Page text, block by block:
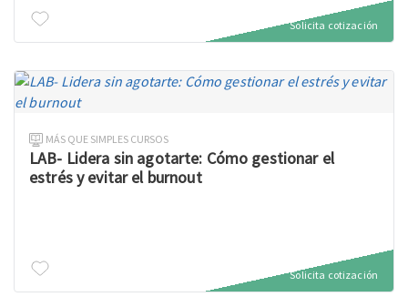
Solicita cotización
MÁS QUE SIMPLES CURSOS
LAB- Lidera sin agotarte: Cómo gestionar el
estrés y evitar el burnout
Solicita cotización